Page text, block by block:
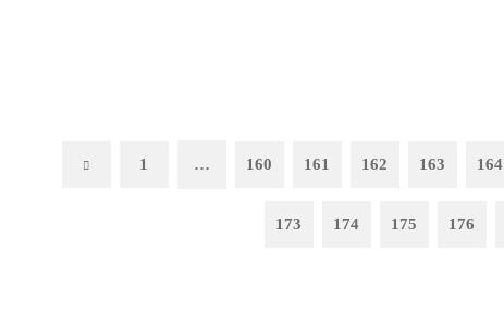
Previous1 … 160 161 162 163 164
173 174 175 176